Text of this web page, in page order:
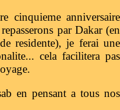
cinquieme anniversaire
par Dakar (en
residente), je ferai une
cela facilitera pas
en pensant a tous nos